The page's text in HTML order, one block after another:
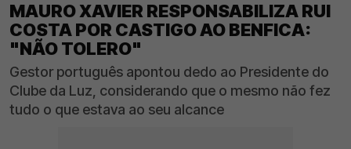
MAURO XAVIER RESPONSABILIZA RUI
COSTA POR CASTIGO AO BENFICA:
"NÃO TOLERO"
Gestor português apontou dedo ao Presidente do
Clube da Luz, considerando que o mesmo não fez
tudo o que estava ao seu alcance